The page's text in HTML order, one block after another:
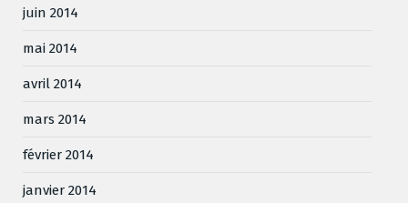
juin 2014
mai 2014
avril 2014
mars 2014
février 2014
janvier 2014